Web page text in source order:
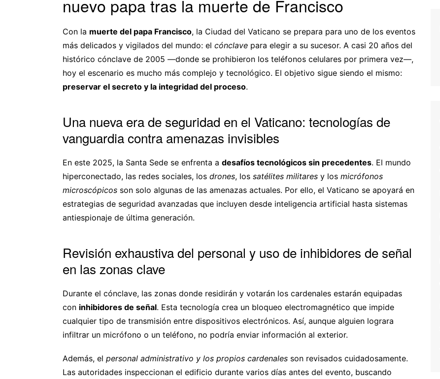
nuevo papa tras la muerte de Francisco
Con la muerte del papa Francisco, la Ciudad del Vaticano se prepara para uno de los eventos
más delicados y vigilados del mundo: el cónclave para elegir a su sucesor. A casi 20 años del
histórico cónclave de 2005 —donde se prohibieron los teléfonos celulares por primera vez—,
hoy el escenario es mucho más complejo y tecnológico. El objetivo sigue siendo el mismo:
preservar el secreto y la integridad del proceso.
Una nueva era de seguridad en el Vaticano: tecnologías de
vanguardia contra amenazas invisibles
En este 2025, la Santa Sede se enfrenta a desafíos tecnológicos sin precedentes. El mundo
hiperconectado, las redes sociales, los drones, los satélites militares y los micrófonos
microscópicos son solo algunas de las amenazas actuales. Por ello, el Vaticano se apoyará en
estrategias de seguridad avanzadas que incluyen desde inteligencia artificial hasta sistemas
antiespionaje de última generación.
Revisión exhaustiva del personal y uso de inhibidores de señal
en las zonas clave
Durante el cónclave, las zonas donde residirán y votarán los cardenales estarán equipadas
con inhibidores de señal. Esta tecnología crea un bloqueo electromagnético que impide
cualquier tipo de transmisión entre dispositivos electrónicos. Así, aunque alguien lograra
infiltrar un micrófono o un teléfono, no podría enviar información al exterior.
Además, el personal administrativo y los propios cardenales son revisados cuidadosamente.
Las autoridades inspeccionan el edificio durante varios días antes del evento, buscando